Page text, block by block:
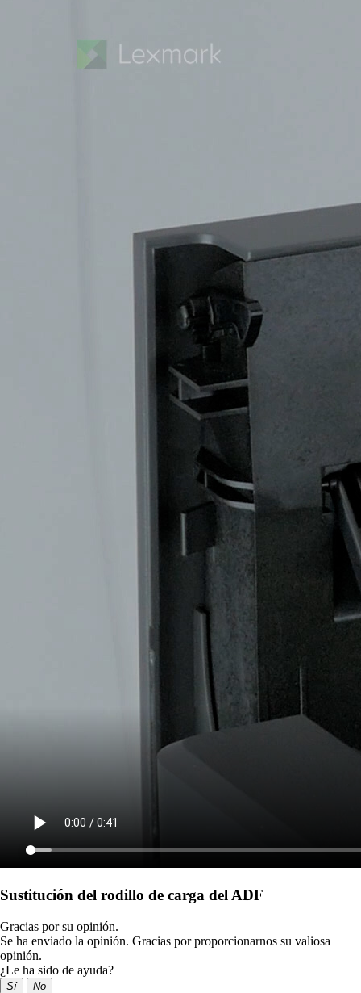
Sustitución del rodillo de carga del ADF
Gracias por su opinión.
Se ha enviado la opinión. Gracias por proporcionarnos su valiosa
opinión.
¿Le ha sido de ayuda?
Sí No